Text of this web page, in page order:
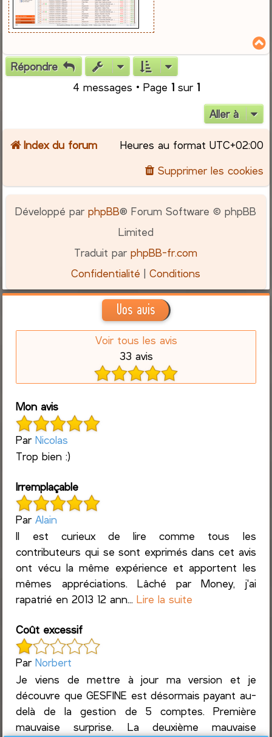
Répondre
4 messages • Page 1sur 1
Aller à
Index du forum Heures au format UTC+02:00
Supprimer les cookies
Développé parphpBB® Forum Software © phpBB
Limited
Traduit parphpBB-fr.com
Confidentialité |Conditions
Vos avis
Voir tous les avis
33 avis
Mon avis
ParNicolas
Trop bien :)
Irremplaçable
ParAlain
Il est curieux de lire comme tous les
contributeurs qui se sont exprimés dans cet avis
ont vécu la même expérience et apportent les
mêmes appréciations. Lâché par Money, j'ai
rapatrié en 2013 12 ann...Lire la suite
Coût excessif
ParNorbert
Je viens de mettre à jour ma version et je
découvre que GESFINE est désormais payant au-
delà de la gestion de 5 comptes. Première
mauvaise surprise. La deuxième mauvaise